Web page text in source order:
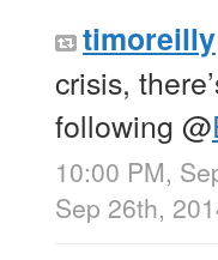
timoreilly
crisis,
following @
10:00 PM,
Sep 26th,